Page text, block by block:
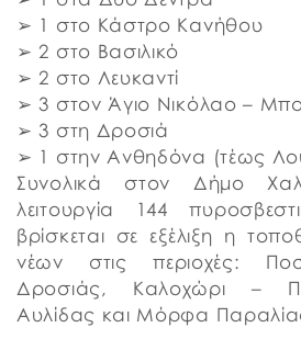
➢ 1 στο Κάστρο Κανήθου
➢ 2 στο Βασιλικό
➢ 2 στο Λευκαντί
➢ 3 στον Άγιο Νικόλαο –
➢ 3 στη Δροσιά
➢ 1 στην Ανθηδόνα (τέως
Συνολικά στον Δήμο
λειτουργία 144
βρίσκεται σε εξέλιξη η
νέων στις περιοχές:
Δροσιάς, Καλοχώρι –
Αυλίδας και Μόρφα